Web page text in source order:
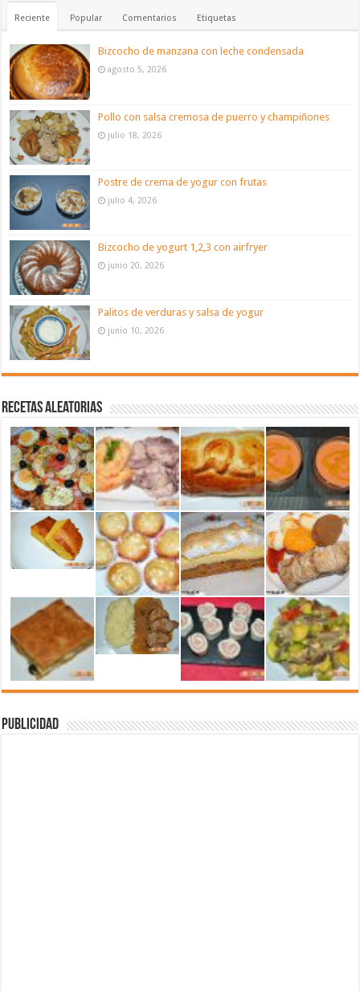
Reciente Popular Comentarios Etiquetas
Bizcocho de manzana con leche condensada
agosto 5, 2026
Pollo con salsa cremosa de puerro y champiñones
julio 18, 2026
Postre de crema de yogur con frutas
julio 4, 2026
Bizcocho de yogurt 1,2,3 con airfryer
junio 20, 2026
Palitos de verduras y salsa de yogur
junio 10, 2026
Recetas aleatorias
Publicidad